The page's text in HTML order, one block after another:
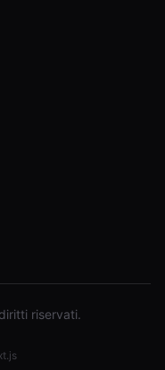
riservati.